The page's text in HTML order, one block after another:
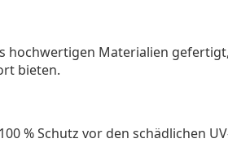
hochwertigen Materialien
bieten.
% Schutz vor den schädlichen